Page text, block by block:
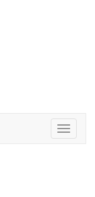
Toggle